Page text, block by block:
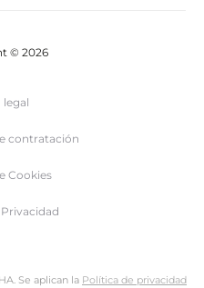
© 2026
legal
contratación
Cookies
Se aplican la Política de privacidad